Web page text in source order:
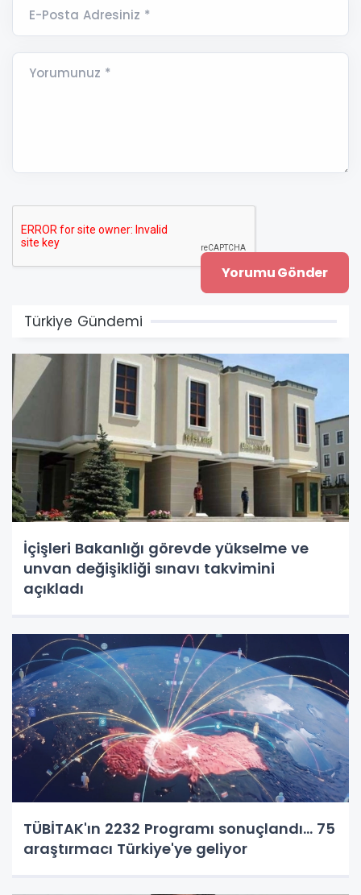
E-Posta Adresiniz *
Yorumunuz *
Türkiye Gündemi
İçişleri Bakanlığı görevde yükselme ve
unvan değişikliği sınavı takvimini
açıkladı
TÜBİTAK'ın 2232 Programı sonuçlandı... 75
araştırmacı Türkiye'ye geliyor